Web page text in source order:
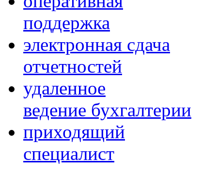
поддержка
электронная сдача
отчетностей
удаленное
ведение бухгалтерии
приходящий
специалист